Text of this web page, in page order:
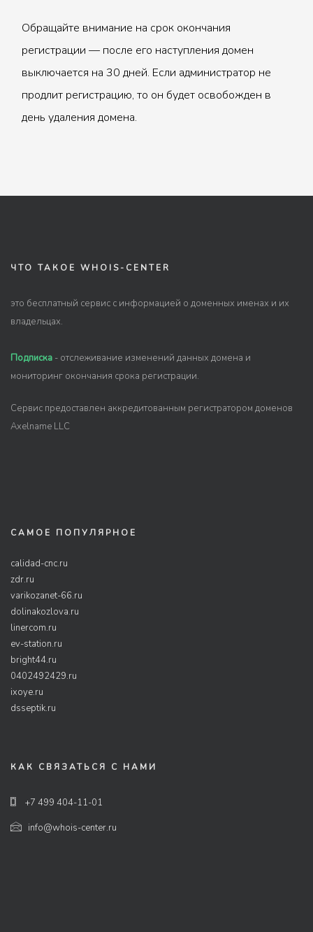
Обращайте внимание на срок окончания
регистрации — после его наступления домен
выключается на 30 дней. Если администратор не
продлит регистрацию, то он будет освобожден в
день удаления домена.
ЧТО ТАКОЕ WHOIS-CENTER
это бесплатный сервис с информацией о доменных именах и их
владельцах.
Подписка - отслеживание изменений данных домена и
мониторинг окончания срока регистрации.
Сервис предоставлен аккредитованным регистратором доменов
Axelname LLC
САМОЕ ПОПУЛЯРНОЕ
calidad-cnc.ru
zdr.ru
varikozanet-66.ru
dolinakozlova.ru
linercom.ru
ev-station.ru
bright44.ru
0402492429.ru
ixoye.ru
dsseptik.ru
КАК СВЯЗАТЬСЯ С НАМИ
+7 499 404-11-01
info@whois-center.ru